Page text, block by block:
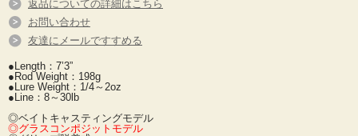
返品についての詳細はこちら
お問い合わせ
友達にメールですすめる
●Length：7’3”
●Rod Weight：198g
●Lure Weight：1/4～2oz
●Line：8～30lb
◎ベイトキャスティングモデル
◎グラスコンポジットモデル